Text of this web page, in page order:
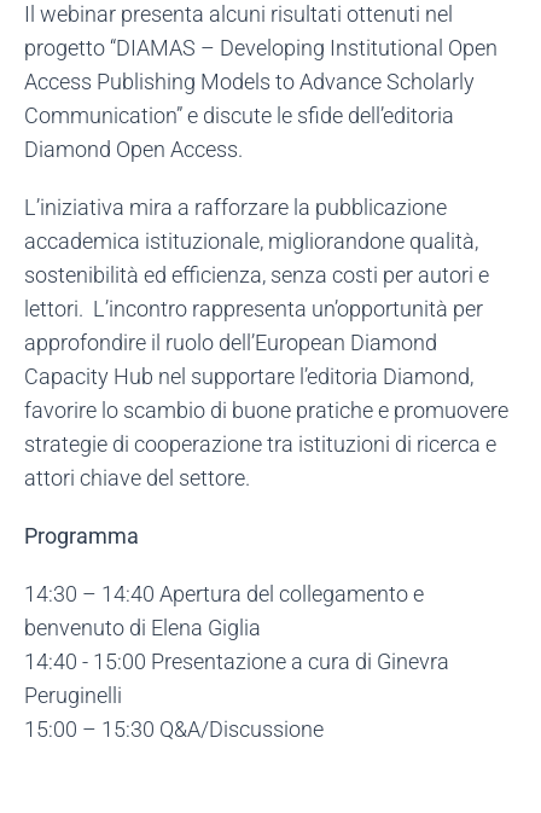
Il webinar presenta alcuni risultati ottenuti nel
progetto “DIAMAS – Developing Institutional Open
Access Publishing Models to Advance Scholarly
Communication” e discute le sfide dell’editoria
Diamond Open Access.
L’iniziativa mira a rafforzare la pubblicazione
accademica istituzionale, migliorandone qualità,
sostenibilità ed efficienza, senza costi per autori e
lettori. L’incontro rappresenta un’opportunità per
approfondire il ruolo dell’European Diamond
Capacity Hub nel supportare l’editoria Diamond,
favorire lo scambio di buone pratiche e promuovere
strategie di cooperazione tra istituzioni di ricerca e
attori chiave del settore.
Programma
14:30 – 14:40 Apertura del collegamento e
benvenuto di Elena Giglia
14:40 - 15:00 Presentazione a cura di Ginevra
Peruginelli
15:00 – 15:30 Q&A/Discussione